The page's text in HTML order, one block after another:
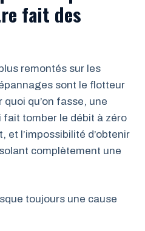
fait des
remontés sur les
sont le flotteur
qu’on fasse, une
tomber le débit à zéro
et l’impossibilité d’obtenir
complètement une
toujours une cause